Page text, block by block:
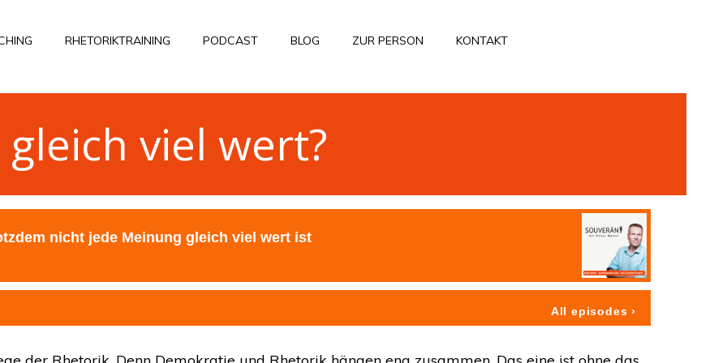
RHETORIKTRAINING PODCAST BLOG ZUR PERSON KONTAKT
viel wert?